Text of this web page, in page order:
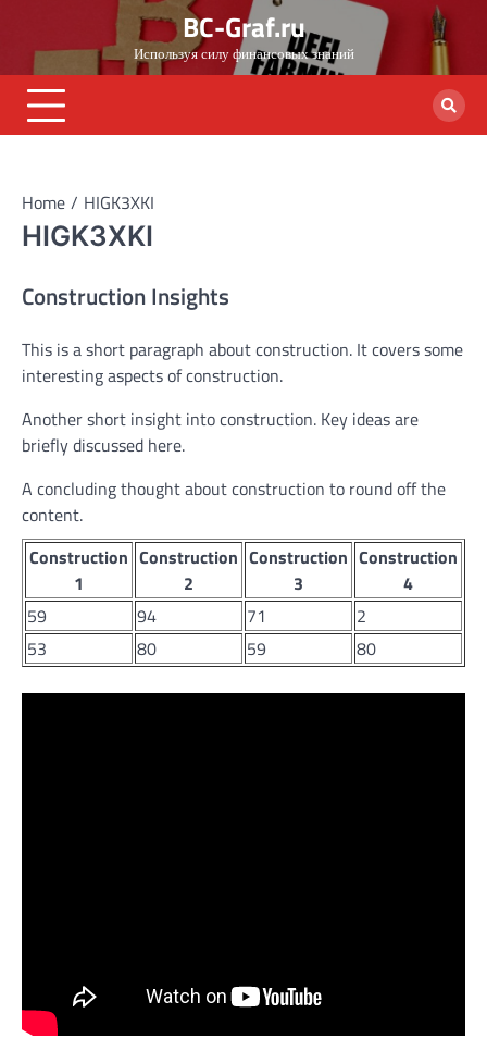
content
BC-Graf.ru
Используя силу финансовых знаний
Home HIGK3XKI
HIGK3XKI
Construction Insights
This is a short paragraph about construction. It covers some
interesting aspects of construction.
Another short insight into construction. Key ideas are
briefly discussed here.
A concluding thought about construction to round off the
content.
Construction
1
Construction
2
Construction
3
Construction
4
59
94 71
2
53
80 59 80